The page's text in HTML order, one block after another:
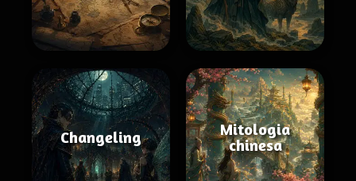
Changeling
Mitologia
chinesa